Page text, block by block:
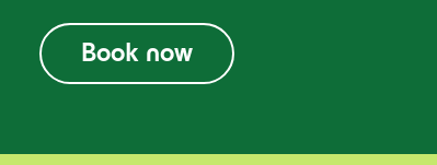
Book now